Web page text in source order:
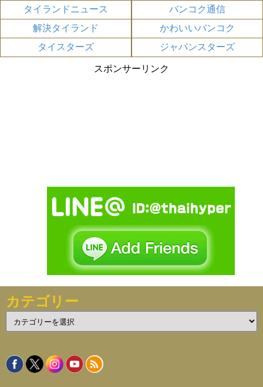
タイランドニュース
バンコク通信
解決タイランド
かわいいバンコク
タイスターズ
ジャパンスターズ
スポンサーリンク
カテゴリー
テ
リ
ー